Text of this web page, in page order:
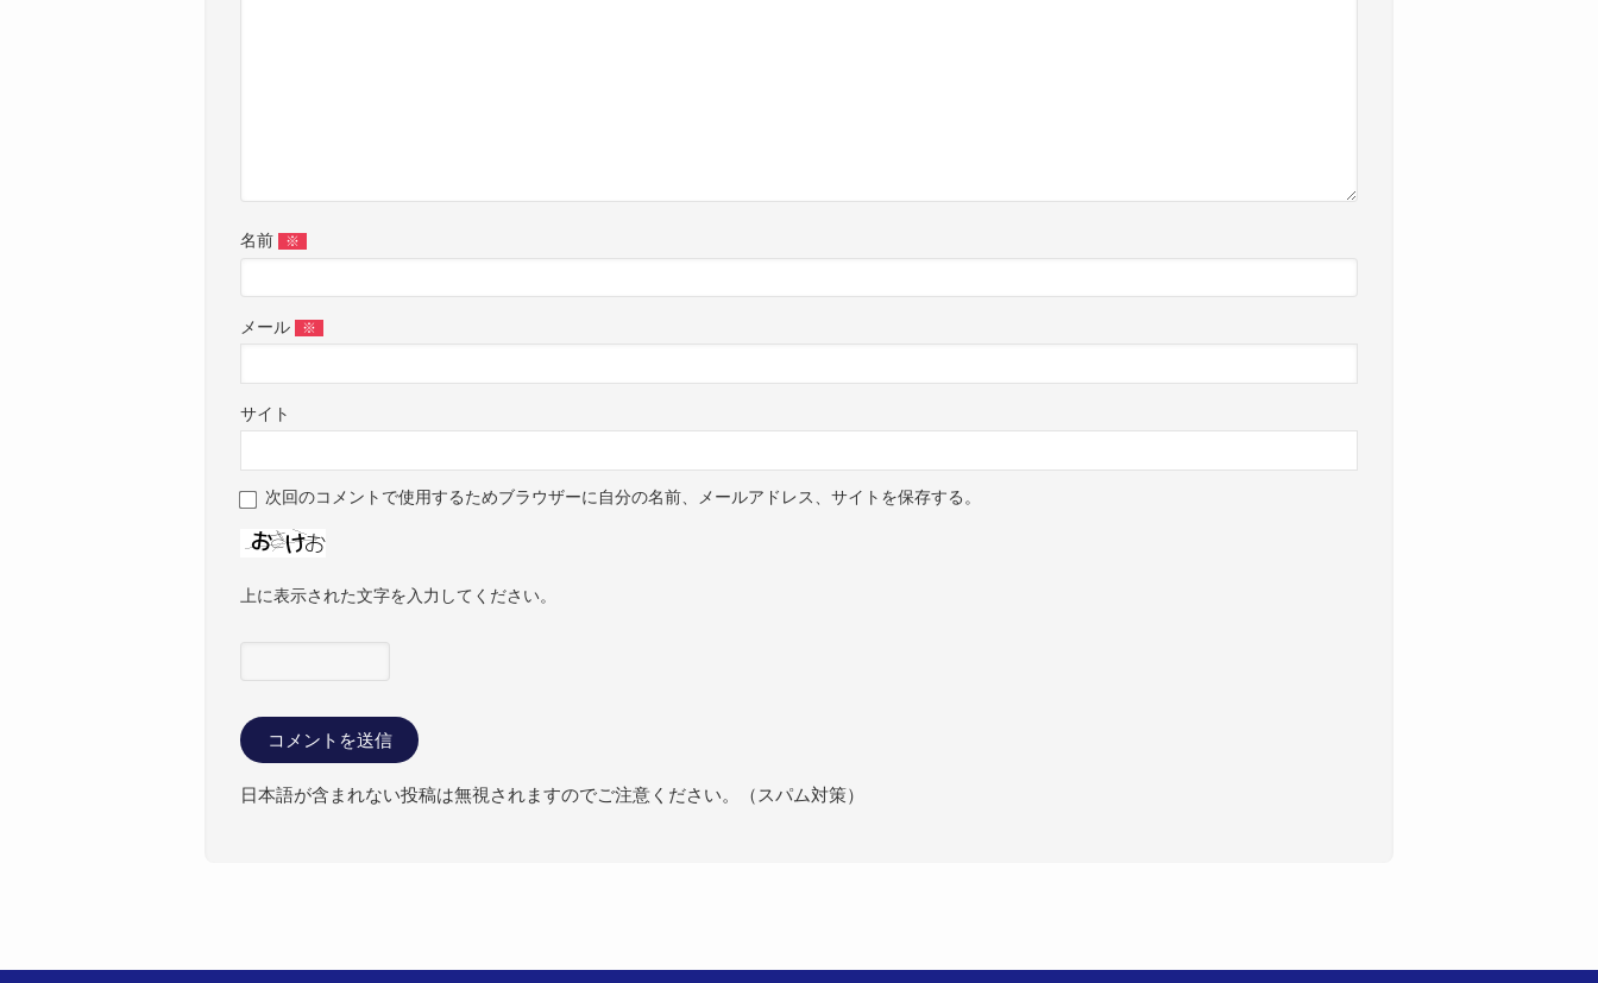
名前 ※
メール ※
サイト
次回のコメントで使用するためブラウザーに自分の名前、メールアドレス、サイトを保存する。
上に表示された文字を入力してください。
日本語が含まれない投稿は無視されますのでご注意ください。（スパム対策）